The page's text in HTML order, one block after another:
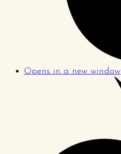
Opens in a new window